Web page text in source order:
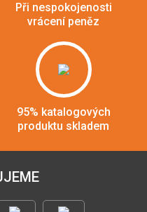
Při nespokojenosti
vrácení peněz
95% katalogových
produktu skladem